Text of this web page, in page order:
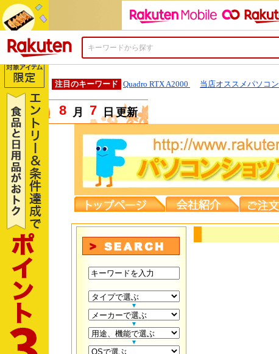
注目のキーワード Quadro RTX A2000 当店オススメパソコン